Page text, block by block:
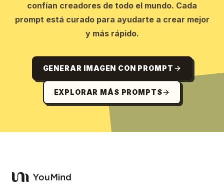
confían creadores de todo el mundo. Cada
prompt está curado para ayudarte a crear mejor
y más rápido.
GENERAR IMAGEN CON PROMPT
EXPLORAR MÁS PROMPTS